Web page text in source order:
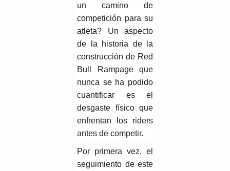
un camino de
competición para su
atleta? Un aspecto
de la historia de la
construcción de Red
Bull Rampage que
nunca se ha podido
cuantificar es el
desgaste físico que
enfrentan los riders
antes de competir.
Por primera vez, el
seguimiento de este